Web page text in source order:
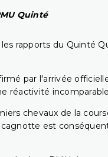
Quinté
rapports du Quinté
par l'arrivée
réactivité
chevaux de la
est